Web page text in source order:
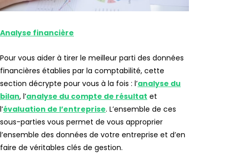
Analyse financière
Pour vous aider à tirer le meilleur parti des données
financières établies par la comptabilité, cette
section décrypte pour vous à la fois : l’analyse du
bilan, l’analyse du compte de résultat et
l’évaluation de l’entreprise. L’ensemble de ces
sous-parties vous permet de vous approprier
l’ensemble des données de votre entreprise et d’en
faire de véritables clés de gestion.